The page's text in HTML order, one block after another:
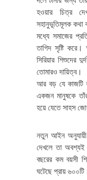
হওয়ার চিত্র
সহানুভূতিমূলক কথা
মধ্যে সমাজের
তাগিদ সৃষ্টি
সিরিয়ার শিশুদের
তোমারও দায়িত্ব।
আর বড় যে কাজটি
একজন মানুষকে
হয়ে যেতে সাহস
নতুন আইন অনুযায়ী
দেখলে তা
বছরের কম বয়সী
ঘটেছে প্রায় ৬০০টি।